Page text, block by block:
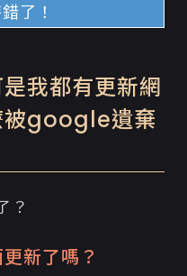
了！
我都有更新網
被google遺棄
？
新了嗎？